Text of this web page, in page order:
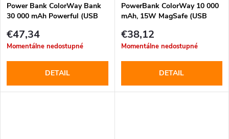
Power Bank ColorWay Bank
30 000 mAh Powerful (USB
Delivery 22.5W), biela (CW-
PB300LPA4WT-PDD)
€47,34
Momentálne nedostupné
DETAIL
PowerBank ColorWay 10 000
mAh, 15W MagSafe (USB
čierny (CW-PB100LPA3BK-
WPDD)
€38,12
Momentálne nedostupné
DETAIL